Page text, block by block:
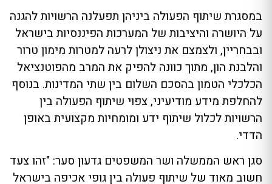
במסגרת שיתוף הפעולה ביניהן תפעלנה הרשויות להגנה
על היושרה והיציבות של המערכות הפיננסיות בישראל
ובבחריין, ולצמצם את ניצולן לרעה למטרות מימון טרור
והלבנת הון, מתוך כוונה להפיק את המרב מהפוטנציאל
הכלכלי הטמון בהסכם השלום בין שתי המדינות. בנוסף
להחלפת מידע מודיעיני, צפוי שיתוף הפעולה בין
הרשויות לכלול שיתוף ידע ומומחיות מקצועית באופן
הדדי.
סגן ראש הממשלה ושר המשפטים גדעון סער: "זהו צעד
חשוב מאוד של שיתוף פעולה בין גופי אכיפה בישראל